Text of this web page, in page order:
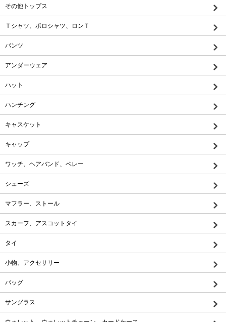
その他トップス
Ｔシャツ、ポロシャツ、ロンＴ
パンツ
アンダーウェア
ハット
ハンチング
キャスケット
キャップ
ワッチ、ヘアバンド、ベレー
シューズ
マフラー、ストール
スカーフ、アスコットタイ
タイ
小物、アクセサリー
バッグ
サングラス